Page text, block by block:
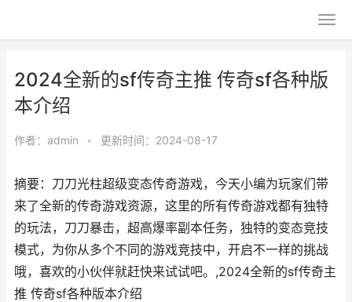
2024全新的sf传奇主推 传奇sf各种版
本介绍
作者： admin • 更新时间：2024-08-17
摘要：刀刀光柱超级变态传奇游戏，今天小编为玩家们带
来了全新的传奇游戏资源，这里的所有传奇游戏都有独特
的玩法，刀刀暴击，超高爆率副本任务，独特的变态竞技
模式，为你从多个不同的游戏竞技中，开启不一样的挑战
哦，喜欢的小伙伴就赶快来试试吧。,2024全新的sf传奇主
推 传奇sf各种版本介绍